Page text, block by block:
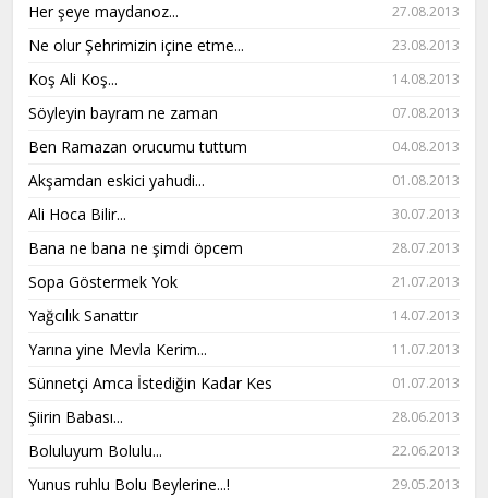
Her şeye maydanoz... 27.08.2013
Ne olur Şehrimizin içine etme... 23.08.2013
Koş Ali Koş... 14.08.2013
Söyleyin bayram ne zaman 07.08.2013
Ben Ramazan orucumu tuttum 04.08.2013
Akşamdan eskici yahudi... 01.08.2013
Ali Hoca Bilir... 30.07.2013
Bana ne bana ne şimdi öpcem 28.07.2013
Sopa Göstermek Yok 21.07.2013
Yağcılık Sanattır 14.07.2013
Yarına yine Mevla Kerim... 11.07.2013
Sünnetçi Amca İstediğin Kadar Kes 01.07.2013
Şiirin Babası... 28.06.2013
Boluluyum Bolulu... 22.06.2013
Yunus ruhlu Bolu Beylerine...! 29.05.2013